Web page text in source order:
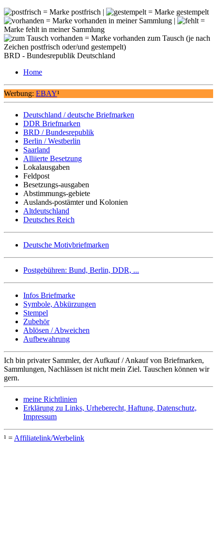
= Marke postfrisch |
= Marke gestempelt
= Marke vorhanden in meiner Sammlung |
=
Marke fehlt in meiner Sammlung
= Marke vorhanden zum Tausch (je nach
Zeichen postfrisch oder/und gestempelt)
BRD - Bundesrepublik Deutschland
Home
Werbung: EBAY¹
Deutschland / deutsche Briefmarken
DDR Briefmarken
BRD / Bundesrepublik
Berlin / Westberlin
Saarland
Alliierte Besetzung
Lokalausgaben
Feldpost
Besetzungs-ausgaben
Abstimmungs-gebiete
Auslands-postämter und Kolonien
Altdeutschland
Deutsches Reich
Deutsche Motivbriefmarken
Postgebühren: Bund, Berlin, DDR, ...
Infos Briefmarke
Symbole, Abkürzungen
Stempel
Zubehör
Ablösen / Abweichen
Aufbewahrung
Ich bin privater Sammler, der Aufkauf / Ankauf von Briefmarken,
Sammlungen, Nachlässen ist nicht mein Ziel. Tauschen können wir
gern.
meine Richtlinien
Erklärung zu Links, Urheberecht, Haftung, Datenschutz,
Impressum
¹ = Affiliatelink/Werbelink